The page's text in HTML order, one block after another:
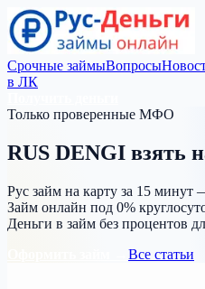
Срочные займыВопросы
в ЛК
Только проверенные МФО
RUS DENGI взять
Рус займ на карту за 15
Займ онлайн под 0%
Деньги в займ без процентов
Все статьи